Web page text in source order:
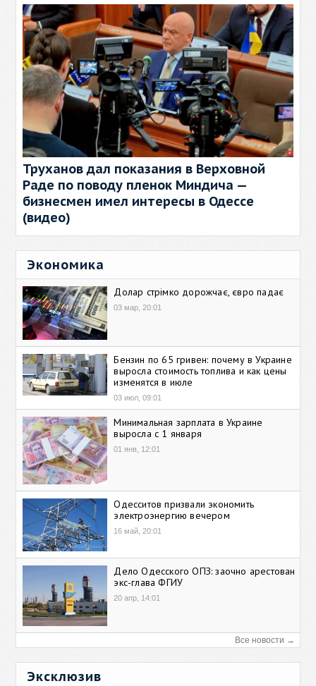
Труханов дал показания в Верховной
Раде по поводу пленок Миндича —
бизнесмен имел интересы в Одессе
(видео)
Экономика
Долар стрімко дорожчає, євро падає
03 мар, 20:01
Бензин по 65 гривен: почему в Украине
выросла стоимость топлива и как цены
изменятся в июле
03 июл, 09:01
Минимальная зарплата в Украине
выросла с 1 января
01 янв, 12:01
Одесситов призвали экономить
электроэнергию вечером
16 май, 20:01
Дело Одесского ОПЗ: заочно арестован
экс-глава ФГИУ
20 апр, 14:01
Все новости →
Эксклюзив